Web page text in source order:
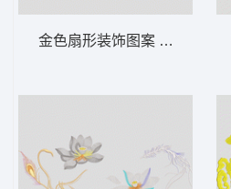
金色扇形装饰图案 靓花